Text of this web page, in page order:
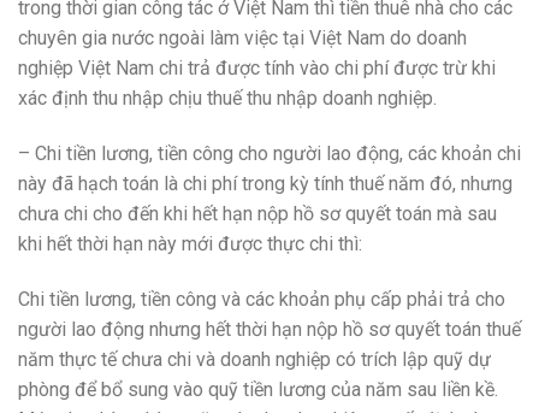
trong thời gian công tác ở Việt Nam thì tiền thuê nhà cho các
chuyên gia nước ngoài làm việc tại Việt Nam do doanh
nghiệp Việt Nam chi trả được tính vào chi phí được trừ khi
xác định thu nhập chịu thuế thu nhập doanh nghiệp.
– Chi tiền lương, tiền công cho người lao động, các khoản chi
này đã hạch toán là chi phí trong kỳ tính thuế năm đó, nhưng
chưa chi cho đến khi hết hạn nộp hồ sơ quyết toán mà sau
khi hết thời hạn này mới được thực chi thì:
Chi tiền lương, tiền công và các khoản phụ cấp phải trả cho
người lao động nhưng hết thời hạn nộp hồ sơ quyết toán thuế
năm thực tế chưa chi và doanh nghiệp có trích lập quỹ dự
phòng để bổ sung vào quỹ tiền lương của năm sau liền kề.